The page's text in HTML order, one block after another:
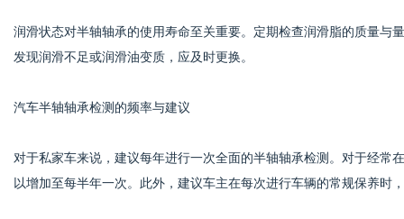
润滑状态对半轴轴承的使用寿命至关重要。定期检查润滑脂的质量与
发现润滑不足或润滑油变质，应及时更换。
汽车半轴轴承检测的频率与建议
对于私家车来说，建议每年进行一次全面的半轴轴承检测。对于经常
以增加至每半年一次。此外，建议车主在每次进行车辆的常规保养时